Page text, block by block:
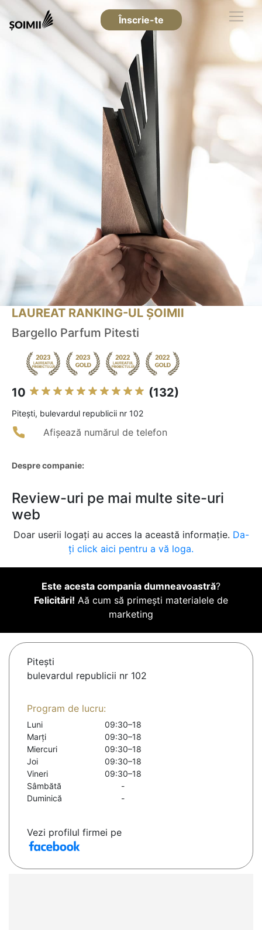
Înscrie-te
LAUREAT RANKING-UL ȘOIMII
Bargello Parfum Pitesti
10 (132)
Piteşti, bulevardul republicii nr 102
Afișează numărul de telefon
Despre companie:
Review-uri pe mai multe site-uri
web
Doar userii logați au acces la această informație. Da-
ți click aici pentru a vă loga.
Este acesta compania dumneavoastră?
Felicitări! Aă cum să primești materialele de
marketing
Piteşti
bulevardul republicii nr 102
Program de lucru:
Luni
09:30–18
Marți
09:30–18
Miercuri
09:30–18
Joi
09:30–18
Vineri
09:30–18
Sâmbătă
-
Duminică
-
Vezi profilul firmei pe